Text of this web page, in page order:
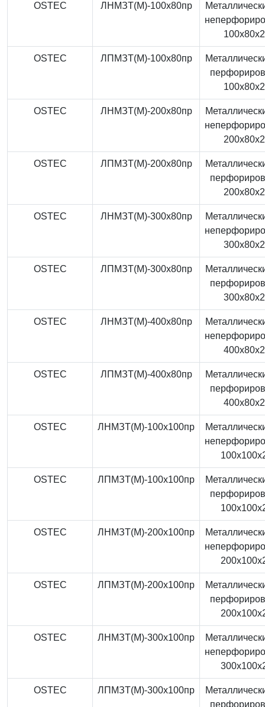
OSTEC ЛНМЗТ(М)-100x80пр
OSTEC ЛПМЗТ(М)-100x80пр
OSTEC ЛНМЗТ(М)-200x80пр
OSTEC ЛПМЗТ(М)-200x80пр
OSTEC ЛНМЗТ(М)-300x80пр
OSTEC ЛПМЗТ(М)-300x80пр
OSTEC ЛНМЗТ(М)-400x80пр
OSTEC ЛПМЗТ(М)-400x80пр
OSTEC ЛНМЗТ(М)-100x100пр
OSTEC ЛПМЗТ(М)-100x100пр
OSTEC ЛНМЗТ(М)-200x100пр
OSTEC ЛПМЗТ(М)-200x100пр
OSTEC ЛНМЗТ(М)-300x100пр
OSTEC ЛПМЗТ(М)-300x100пр